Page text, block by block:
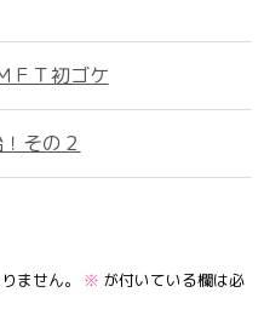
ＦＴ初ゴケ
その２
ません。 ※ が付いている欄は必